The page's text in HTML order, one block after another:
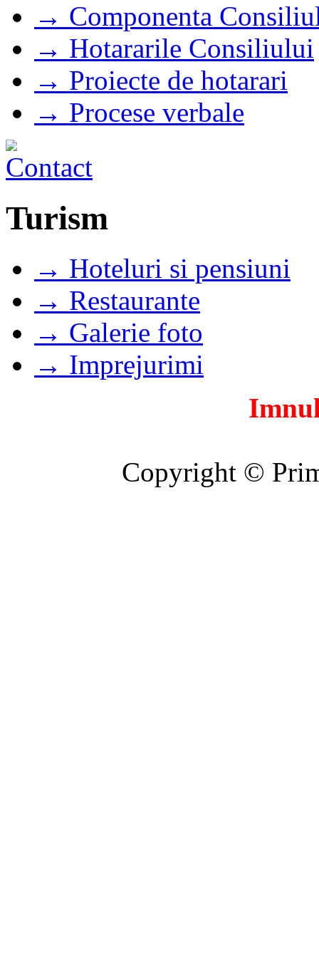
→ Componenta
→ Hotararile Consiliului
→ Proiecte de hotarari
→ Procese verbale
Turism
→ Hoteluri si pensiuni
→ Restaurante
→ Galerie foto
→ Imprejurimi
Copyright ©